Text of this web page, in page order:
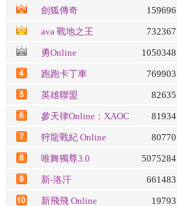
劍狐傳奇
159696
ava 戰地之王
732367
勇Online
1050348
跑跑卡丁車
769903
英雄聯盟
82635
參天律Online：XAOC
81934
狩龍戰紀 Online
80770
唯舞獨尊3.0
5075284
新-洛汗
661483
新飛飛 Online
19793